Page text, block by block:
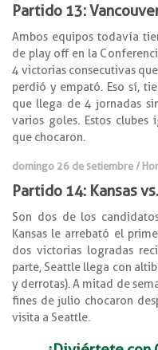
Partido 13:
Ambos equipos todavía
de play off en la
4 victorias consecutivas
perdió y empató. Eso sí,
que llega de 4 jornadas
varios goles. Estos clubes
que chocaron.
domingo 26 de setiembre /
Partido 14: Kansas
Son dos de los
Kansas le arrebató el
dos victorias logradas
parte, Seattle llega con
y derrotas). A mitad de
fines de julio chocaron
visita a Seattle.